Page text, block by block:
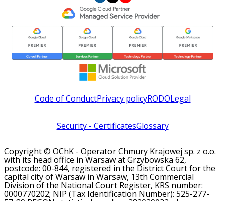
Code of ConductPrivacy policyRODOLegal
Security - CertificatesGlossary
Copyright © OChK - Operator Chmury Krajowej sp. z o.o.
with its head office in Warsaw at Grzybowska 62,
postcode: 00-844, registered in the District Court for the
capital city of Warsaw in Warsaw, 13th Commercial
Division of the National Court Register, KRS number:
0000770202; NIP (Tax Identification Number): 525-277-